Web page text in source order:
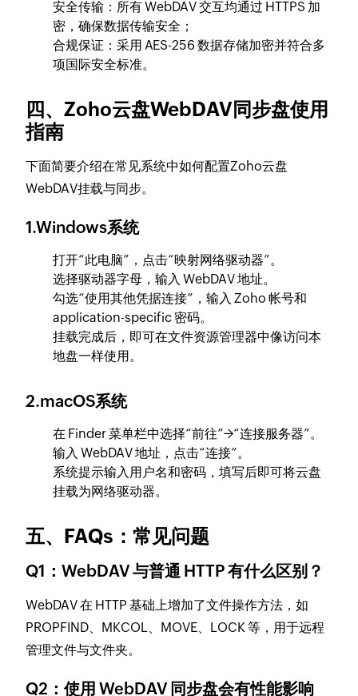
安全传输：所有 WebDAV 交互均通过 HTTPS 加
密，确保数据传输安全；
合规保证：采用 AES-256 数据存储加密并符合多
项国际安全标准。
四、Zoho云盘WebDAV同步盘使用
指南
下面简要介绍在常见系统中如何配置Zoho云盘
WebDAV挂载与同步。
1.Windows系统
打开“此电脑”，点击“映射网络驱动器”。
选择驱动器字母，输入 WebDAV 地址。
勾选“使用其他凭据连接”，输入 Zoho 帐号和
application-specific 密码。
挂载完成后，即可在文件资源管理器中像访问本
地盘一样使用。
2.macOS系统
在 Finder 菜单栏中选择“前往”→“连接服务器”。
输入 WebDAV 地址，点击“连接”。
系统提示输入用户名和密码，填写后即可将云盘
挂载为网络驱动器。
五、FAQs：常见问题
Q1：WebDAV 与普通 HTTP 有什么区别？
WebDAV 在 HTTP 基础上增加了文件操作方法，如
PROPFIND、MKCOL、MOVE、LOCK 等，用于远程
管理文件与文件夹。
Q2：使用 WebDAV 同步盘会有性能影响